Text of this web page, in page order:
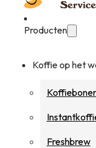
Producten
Koffie op het
Freshbrew